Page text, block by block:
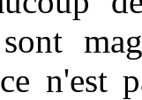
n'est